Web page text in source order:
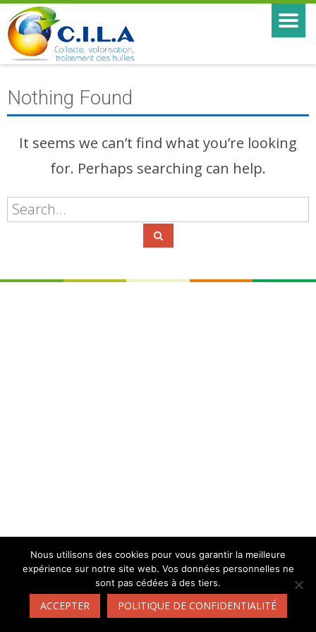
Nothing Found
It seems we can’t find what you’re looking
for. Perhaps searching can help.
Nous utilisons des cookies pour vous garantir la meilleure
expérience sur notre site web. Vos données personnelles ne
sont pas cédées à des tiers.
ACCEPTER POLITIQUE DE CONFIDENTIALITÉ